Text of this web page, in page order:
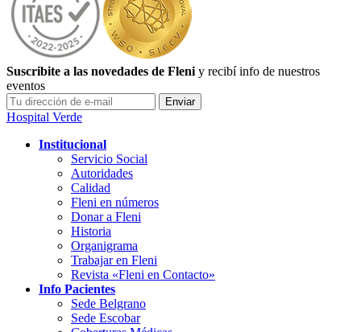
Suscribite a las novedades de Fleni y recibí info de nuestros
eventos
Hospital Verde
Institucional
Servicio Social
Autoridades
Calidad
Fleni en números
Donar a Fleni
Historia
Organigrama
Trabajar en Fleni
Revista «Fleni en Contacto»
Info Pacientes
Sede Belgrano
Sede Escobar